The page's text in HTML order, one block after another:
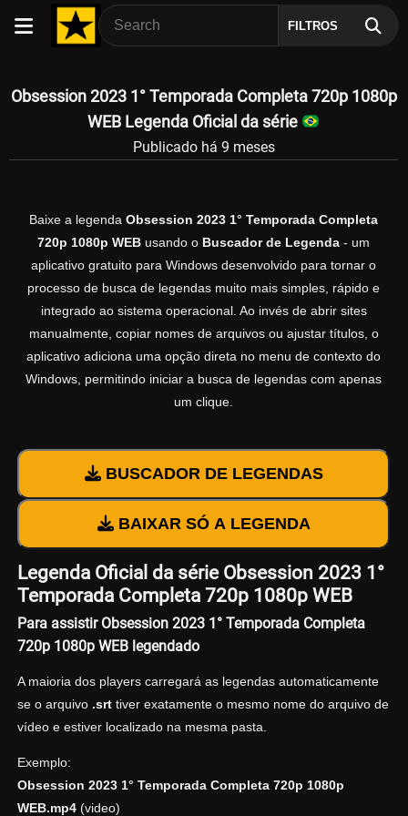
FILTROS
Obsession 2023 1° Temporada Completa 720p 1080p
WEB Legenda Oficial da série
Publicado há 9 meses
Baixe a legenda Obsession 2023 1° Temporada Completa
720p 1080p WEB usando o Buscador de Legenda - um
aplicativo gratuito para Windows desenvolvido para tornar o
processo de busca de legendas muito mais simples, rápido e
integrado ao sistema operacional. Ao invés de abrir sites
manualmente, copiar nomes de arquivos ou ajustar títulos, o
aplicativo adiciona uma opção direta no menu de contexto do
Windows, permitindo iniciar a busca de legendas com apenas
um clique.
BUSCADOR DE LEGENDAS
BAIXAR SÓ A LEGENDA
Legenda Oficial da série Obsession 2023 1°
Temporada Completa 720p 1080p WEB
Para assistir Obsession 2023 1° Temporada Completa
720p 1080p WEB legendado
A maioria dos players carregará as legendas automaticamente
se o arquivo .srttiver exatamente o mesmo nome do arquivo de
vídeo e estiver localizado na mesma pasta.
Exemplo:
Obsession 2023 1° Temporada Completa 720p 1080p
WEB.mp4(video)